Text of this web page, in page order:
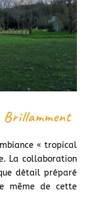
Brillamment
« tropical
La collaboration
détail préparé
même de cette